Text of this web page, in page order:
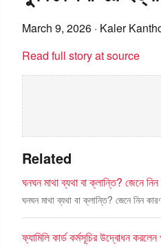
March 9, 2026 · Kaler
Read full story at source
Related
ঘনঘন মাথা ব্যথা বা ক্লান্তি? জেনে
ঘনঘন মাথা ব্যথা বা ক্লান্তি? জেনে নিন
ফ্যামিলি কার্ড কর্মসূচির উদ্বোধন করলেন